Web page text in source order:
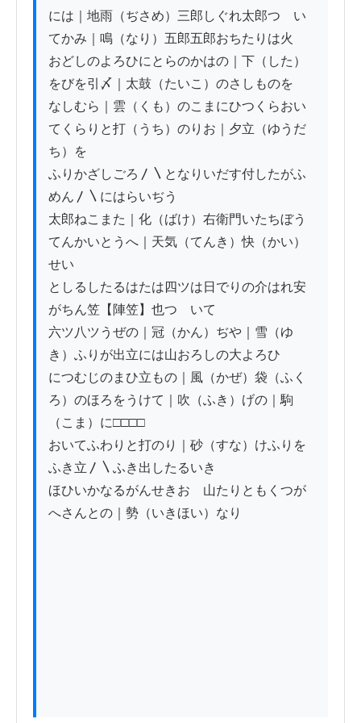
には｜地雨（ぢさめ）三郎しぐれ太郎つゞい
てかみ｜鳴（なり）五郎五郎おちたりは火
おどしのよろひにとらのかはの｜下（した）
をびを引〆｜太鼓（たいこ）のさしものを
なしむら｜雲（くも）のこまにひつくらおい
てくらりと打（うち）のりお｜夕立（ゆうだ
ち）を
ふりかざしごろ〳〵となりいだす付したがふ
めん〳〵にはらいぢう
太郎ねこまた｜化（ばけ）右衛門いたちぼう
てんかいとうへ｜天気（てんき）快（かい）
せい
としるしたるはたは四ツは日でりの介はれ安
がちん笠【陣笠】也つゞいて
六ツ八ツうぜの｜冠（かん）ぢや｜雪（ゆ
き）ふりが出立には山おろしの大よろひ
につむじのまひ立もの｜風（かぜ）袋（ふく
ろ）のほろをうけて｜吹（ふき）げの｜駒
（こま）に□□□□
おいてふわりと打のり｜砂（すな）けふりを
ふき立〳〵ふき出したるいき
ほひいかなるがんせきおゝ山たりともくつが
へさんとの｜勢（いきほい）なり